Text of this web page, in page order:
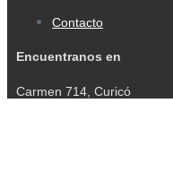
Contacto
Encuentranos en
Carmen 714, Curicó